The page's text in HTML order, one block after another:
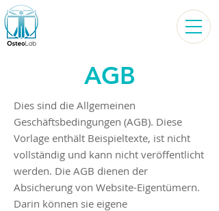
AGB
Dies sind die Allgemeinen
Geschäftsbedingungen (AGB). Diese
Vorlage enthält Beispieltexte, ist nicht
vollständig und kann nicht veröffentlicht
werden. Die AGB dienen der
Absicherung von Website-Eigentümern.
Darin können sie eigene